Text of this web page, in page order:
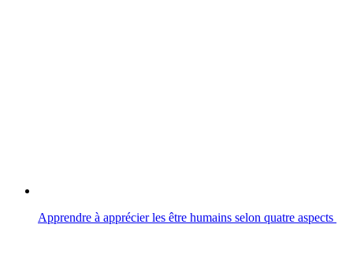
Apprendre à apprécier les être humains selon quatre aspects